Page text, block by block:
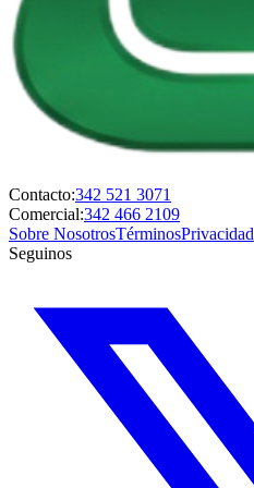
Contacto:342 521 3071
Comercial:342 466 2109
Sobre NosotrosTérminosPrivacidad
Seguinos